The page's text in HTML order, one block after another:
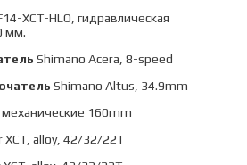
XCT-HLO, гидравлическая
мм.
Shimano Acera, 8-speed
Shimano Altus, 34.9mm
160mm
XCT, alloy, 42/32/22T